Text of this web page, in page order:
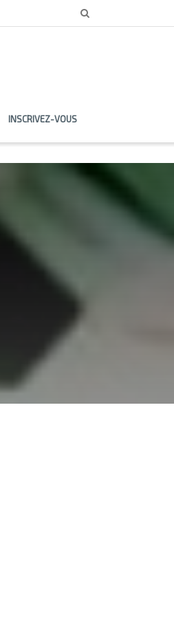
INSCRIVEZ-VOUS